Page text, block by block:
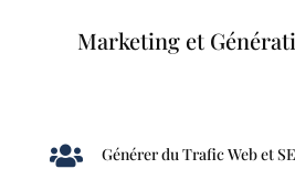
Marketing et
 Générer du Trafic Web et